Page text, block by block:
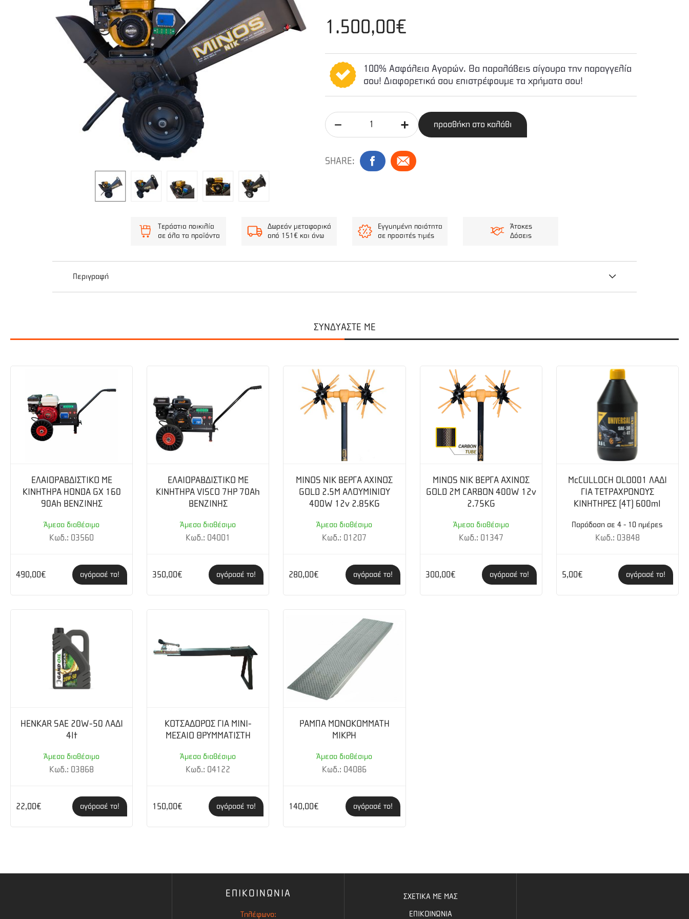
1.500,00€
100% Ασφάλεια Αγορών. Θα παραλάβεις σίγουρα την παραγγελία
σου! Διαφορετικά σου επιστρέφουμε τα χρήματα σου!
προσθήκη στο καλάθι
SHARE:
Τεράστια ποικιλία
σε όλα τα προϊόντα
Δωρεάν μεταφορικά
από 151€ και άνω
Εγγυημένη ποιότητα
σε προσιτές τιμές
Άτοκες
Δόσεις
Περιγραφή
ελαιοδέντρων σας με τη μεγίστη εξοικονόμηση χώρου, χρόνου και καύσιμων. Με κινητήρα βενζίνης Robin 6hp και δυναμό 70A Με διάμετρο κοπής τα 5-6 εκατοστά,
Ο μηχανισμός του Ελαιοραβδιστικού περιλαμβάνει ρυθμιστή στροφών με 12 επίπεδα από 12 έως 30 Volt που δίνει τη δυνατότητα να μπορούν να χρησιμοποιηθούν
Διαθέτει, ακόμα, υποδοχείς με πρίζα για εως 4 βέργες ταυτόχρονα.
Με κινητήρα βενζίνης Robin 6hp, διάμετρο κοπής 5-6cm και δυναμό 70A Μη αυτοκινούμενος Θρυμματιστής υψηλών προδιαγραφών με δυνατότητα θρυμματισμού
κλαδιών διαμέτρου 5-6 εκατοστών.
Εργονομικά σχεδιασμένος και απόλυτα ζυγισμένος για μέγιστη σταθερότητα και σε ανώμαλα εδάφη. Δίτροχος και ελαφρύς ώστε να μετακινείται εύκολα από ένα
Με ρυθμιστή στροφών με 12 επίπεδα από 12 έως 30 Volt Με υποδοχείς με πρίζα ή πεταλούδα για εως 4 βέργες ταυτόχρονα
ΣΥΝΔΥΑΣΤΕ ΜΕ
ΕΛΑΙΟΡΑΒΔΙΣΤΙΚΟ ΜΕ
ΚΙΝΗΤΗΡΑ HONDA GΧ 160
90Ah ΒΕΝΖΙΝΗΣ
Άμεσα διαθέσιμο
Κωδ.: 03560
490,00€ αγόρασέ το!
ΕΛΑΙΟΡΑΒΔΙΣΤΙΚΟ ΜΕ
ΚΙΝΗΤΗΡΑ VISCO 7HP 70Ah
ΒΕΝΖΙΝΗΣ
Άμεσα διαθέσιμο
Κωδ.: 04001
350,00€ αγόρασέ το!
MINOS NIK ΒΕΡΓΑ ΑΧΙΝΟΣ
GOLD 2.5Μ ΑΛΟΥΜΙΝΙΟΥ
400W 12v 2.85KG
Άμεσα διαθέσιμο
Κωδ.: 01207
280,00€ αγόρασέ το!
MINOS NIK ΒΕΡΓΑ ΑΧΙΝΟΣ
GOLD 2Μ CARBON 400W 12v
2.75KG
Άμεσα διαθέσιμο
Κωδ.: 01347
300,00€ αγόρασέ το!
McCULLOCH OLO001 ΛΑΔΙ
ΓΙΑ ΤΕΤΡΑΧΡΟΝΟΥΣ
ΚΙΝΗΤΗΡΕΣ (4T) 600ml
Παράδοση σε 4 - 10 ημέρες
Κωδ.: 03848
5,00€ αγόρασέ το!
HENKAR SAE 20W-50 ΛΑΔΙ
4lt
Άμεσα διαθέσιμο
Κωδ.: 03868
22,00€ αγόρασέ το!
ΚΟΤΣΑΔΟΡΟΣ ΓΙΑ ΜΙΝΙ-
ΜΕΣΑΙΟ ΘΡΥΜΜΑΤΙΣΤΗ
Άμεσα διαθέσιμο
Κωδ.: 04122
150,00€ αγόρασέ το!
ΡΑΜΠΑ ΜΟΝΟΚΟΜΜΑΤΗ
ΜΙΚΡΗ
Άμεσα διαθέσιμο
Κωδ.: 04086
140,00€ αγόρασέ το!
ΕΠΙΚΟΙΝΩΝΙΑ
Τηλέφωνο:
ΣΧΕΤΙΚΑ ΜΕ ΜΑΣ
ΕΠΙΚΟΙΝΩΝΙΑ